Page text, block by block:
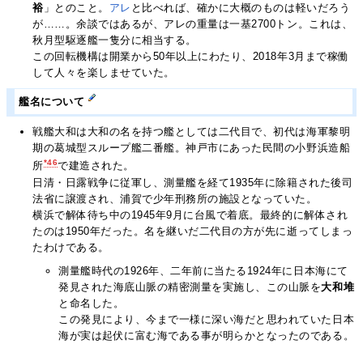
裕 」とのこと。 アレ と比べれば、確かに大概のものは軽いだろう
が……。余談ではあるが、アレの重量は一基2700トン。これは、
秋月型駆逐艦一隻分に相当する。
この回転機構は開業から50年以上にわたり、2018年3月まで稼働
して人々を楽しませていた。
艦名について
戦艦大和は大和の名を持つ艦としては二代目で、初代は海軍黎明
期の葛城型スループ艦二番艦。神戸市にあった民間の小野浜造船
所*46で建造された。
日清・日露戦争に従軍し、測量艦を経て1935年に除籍された後司
法省に譲渡され、浦賀で少年刑務所の施設となっていた。
横浜で解体待ち中の1945年9月に台風で着底。最終的に解体され
たのは1950年だった。名を継いだ二代目の方が先に逝ってしまっ
たわけである。
測量艦時代の1926年、二年前に当たる1924年に日本海にて
発見された海底山脈の精密測量を実施し、この山脈を大和堆
と命名した。
この発見により、今まで一様に深い海だと思われていた日本
海が実は起伏に富む海である事が明らかとなったのである。